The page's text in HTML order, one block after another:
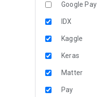
Google Pay
IDX
Kaggle
Keras
Matter
Pay